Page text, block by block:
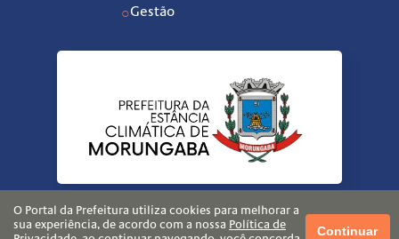
○Gestão
O Portal da Prefeitura utiliza cookies para melhorar a
sua experiência, de acordo com a nossa Política de
Continuar